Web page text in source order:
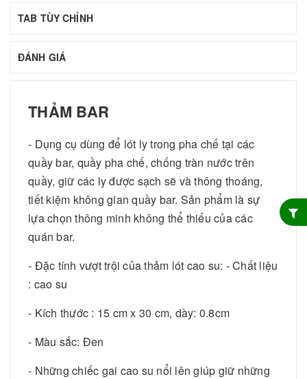
TAB TÙY CHỈNH
ĐÁNH GIÁ
THẢM BAR
- Dụng cụ dùng để lót ly trong pha chế tại các
quầy bar, quầy pha chế, chống tràn nước trên
quầy, giữ các ly được sạch sẽ và thông thoáng,
tiết kiệm không gian quầy bar. Sản phẩm là sự
lựa chọn thông minh không thể thiếu của các
quán bar.
- Đặc tính vượt trội của thảm lót cao su: - Chất liệu
: cao su
- Kích thước : 15 cm x 30 cm, dày: 0.8cm
- Màu sắc: Đen
- Những chiếc gai cao su nổi lên giúp giữ những